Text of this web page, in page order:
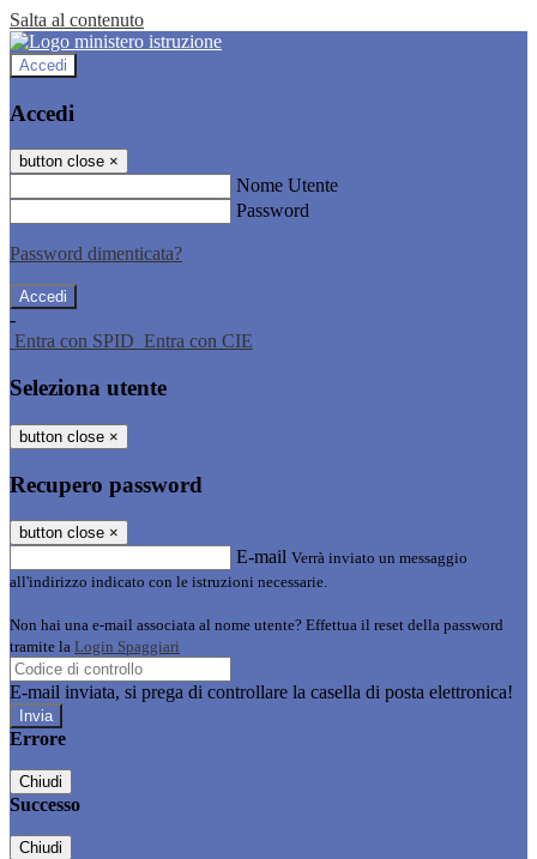
Salta al contenuto
Accedi
Accedi
button close ×
Nome Utente
Password
Password dimenticata?
-
Entra con SPID Entra con CIE
Seleziona utente
button close ×
Recupero password
button close ×
E-mail Verrà inviato un messaggio
all'indirizzo indicato con le istruzioni necessarie.
Non hai una e-mail associata al nome utente? Effettua il reset della password
tramite la Login Spaggiari
E-mail inviata, si prega di controllare la casella di posta elettronica!
Errore
Chiudi
Successo
Chiudi